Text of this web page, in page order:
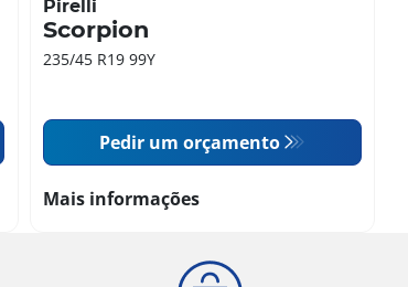
Pirelli
Scorpion
235/45 R19 99Y
Pedir um orçamento
Mais informações